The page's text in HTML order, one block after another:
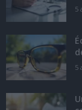
5
5